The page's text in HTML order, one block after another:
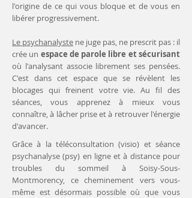
l'origine de ce qui vous bloque et de vous en
libérer progressivement.
Le psychanalyste ne juge pas, ne prescrit pas : il
crée un espace de parole libre et sécurisant
où l'analysant associe librement ses pensées.
C'est dans cet espace que se révèlent les
blocages qui freinent votre vie. Au fil des
séances, vous apprenez à mieux vous
connaître, à lâcher prise et à retrouver l'énergie
d'avancer.
Grâce à la téléconsultation (visio) et séance
psychanalyse (psy) en ligne et à distance pour
troubles du sommeil à Soisy-Sous-
Montmorency, ce cheminement vers vous-
même est désormais possible où que vous